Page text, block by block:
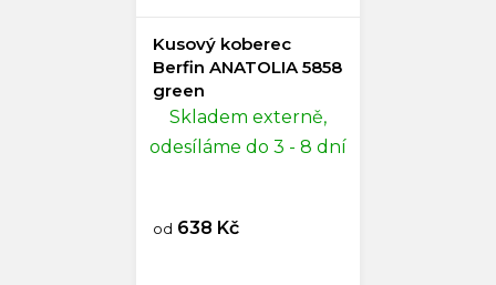
Kusový koberec
Berfin ANATOLIA 5858
green
Skladem externě,
odesíláme do 3 - 8 dní
od 638 Kč